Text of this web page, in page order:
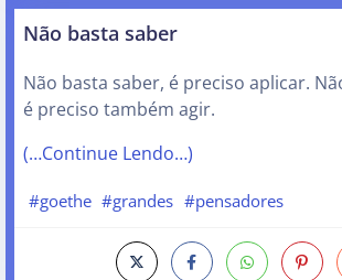
Não basta saber
Não basta saber, é preciso aplicar.
é preciso também agir.
(…Continue Lendo…)
#goethe #grandes #pensadores